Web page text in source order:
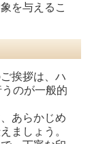
を与えるこ
挨拶は、ハ
のが一般的
あらかじめ
ましょう。